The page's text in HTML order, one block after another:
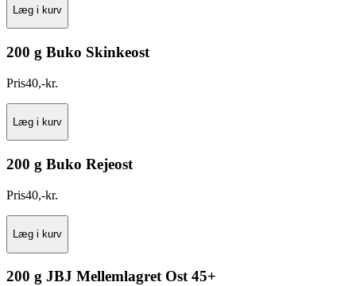
Læg i kurv
200 g Buko Skinkeost
Pris40,-kr.
Læg i kurv
200 g Buko Rejeost
Pris40,-kr.
Læg i kurv
200 g JBJ Mellemlagret Ost 45+